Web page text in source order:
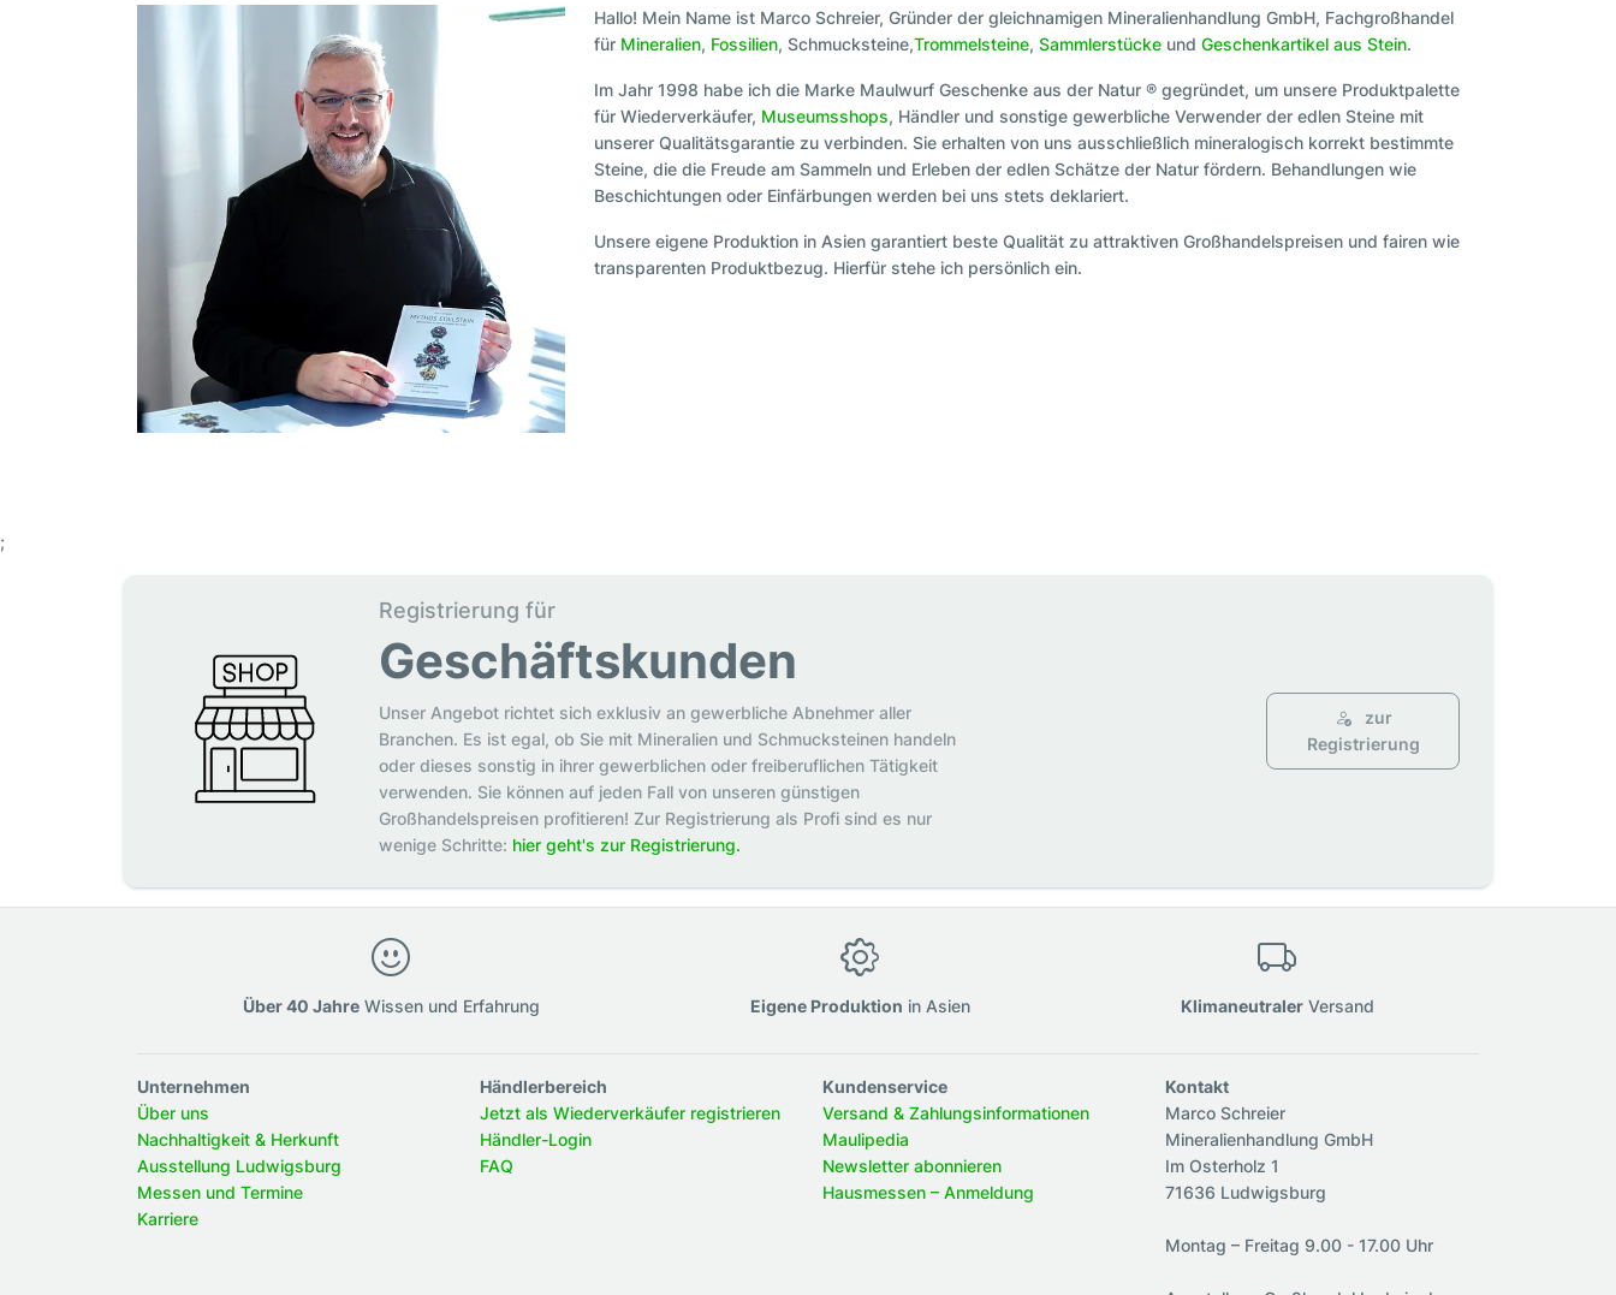
Hallo! Mein Name ist Marco Schreier, Gründer der gleichnamigen Mineralienhandlung GmbH, Fachgroßhandel
für Mineralien, Fossilien, Schmucksteine,Trommelsteine, Sammlerstücke und Geschenkartikel aus Stein.
Im Jahr 1998 habe ich die Marke Maulwurf Geschenke aus der Natur ® gegründet, um unsere Produktpalette
für Wiederverkäufer, Museumsshops, Händler und sonstige gewerbliche Verwender der edlen Steine mit
unserer Qualitätsgarantie zu verbinden. Sie erhalten von uns ausschließlich mineralogisch korrekt bestimmte
Steine, die die Freude am Sammeln und Erleben der edlen Schätze der Natur fördern. Behandlungen wie
Beschichtungen oder Einfärbungen werden bei uns stets deklariert.
Unsere eigene Produktion in Asien garantiert beste Qualität zu attraktiven Großhandelspreisen und fairen wie
transparenten Produktbezug. Hierfür stehe ich persönlich ein.
;
Registrierung für
Geschäftskunden
Unser Angebot richtet sich exklusiv an gewerbliche Abnehmer aller
Branchen. Es ist egal, ob Sie mit Mineralien und Schmucksteinen handeln
oder dieses sonstig in ihrer gewerblichen oder freiberuflichen Tätigkeit
verwenden. Sie können auf jeden Fall von unseren günstigen
Großhandelspreisen profitieren! Zur Registrierung als Profi sind es nur
wenige Schritte: hier geht's zur Registrierung.
zur
Registrierung
Über 40 JahreWissen und Erfahrung Eigene Produktion in Asien KlimaneutralerVersand
Unternehmen
Über uns
Nachhaltigkeit & Herkunft
Ausstellung Ludwigsburg
Messen und Termine
Karriere
Händlerbereich
Jetzt als Wiederverkäufer registrieren
Händler-Login
FAQ
Kundenservice
Versand & Zahlungsinformationen
Maulipedia
Newsletter abonnieren
Hausmessen – Anmeldung
Kontakt
Marco Schreier
Mineralienhandlung GmbH
Im Osterholz 1
71636 Ludwigsburg
Montag – Freitag 9.00 - 17.00 Uhr